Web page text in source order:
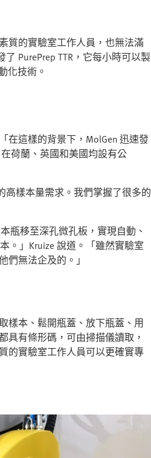
質的實驗室工作人員，也無法滿
PurePrep TTR，它每小時可以製
化技術。
在這樣的背景下，MolGen 迅速發
荷蘭、英國和美國均設有公
高樣本量需求。我們掌握了很多的
瓶移至深孔微孔板，實現自動、
。」Kruize 說道。「雖然實驗室
無法企及的。」
樣本、鬆開瓶蓋、放下瓶蓋、用
具有條形碼，可由掃描儀讀取，
的實驗室工作人員可以更確實專